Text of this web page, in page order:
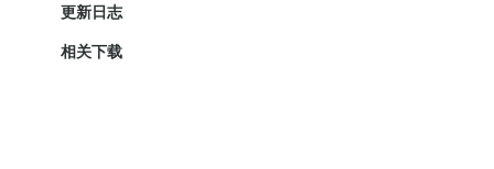
更新日志
相关下载